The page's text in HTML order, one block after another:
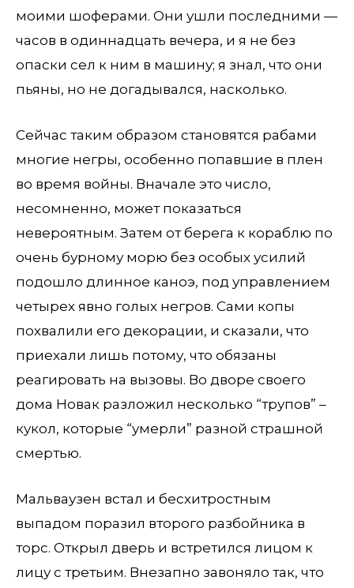
моими шоферами. Они ушли последними —
часов в одиннадцать вечера, и я не без
опаски сел к ним в машину; я знал, что они
пьяны, но не догадывался, насколько.
Сейчас таким образом становятся рабами
многие негры, особенно попавшие в плен
во время войны. Вначале это число,
несомненно, может показаться
невероятным. Затем от берега к кораблю по
очень бурному морю без особых усилий
подошло длинное каноэ, под управлением
четырех явно голых негров. Сами копы
похвалили его декорации, и сказали, что
приехали лишь потому, что обязаны
реагировать на вызовы. Во дворе своего
дома Новак разложил несколько “трупов” –
кукол, которые “умерли” разной страшной
смертью.
Мальваузен встал и бесхитростным
выпадом поразил второго разбойника в
торс. Открыл дверь и встретился лицом к
лицу с третьим. Внезапно завоняло так, что